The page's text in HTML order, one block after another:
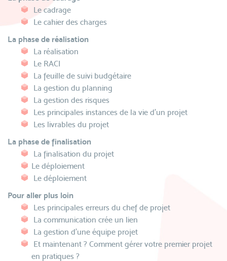
Le cadrage
Le cahier des charges
La phase de réalisation
La réalisation
Le RACI
La feuille de suivi budgétaire
La gestion du planning
La gestion des risques
Les principales instances de la vie d'un projet
Les livrables du projet
La phase de finalisation
La finalisation du projet
Le déploiement
Le déploiement
Pour aller plus loin
Les principales erreurs du chef de projet
La communication crée un lien
La gestion d'une équipe projet
Et maintenant ? Comment gérer votre premier projet
en pratiques ?